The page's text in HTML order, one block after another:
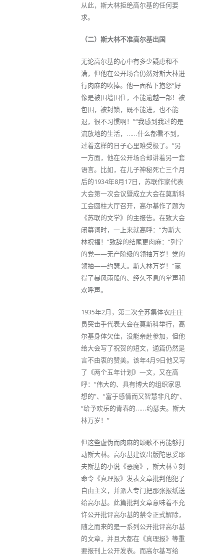
从此，斯大林拒绝高尔基的任何要
求。
（二）斯大林不准高尔基出国
无论高尔基的心中有多少疑虑和不
满，但他在公开场合仍然对斯大林进
行肉麻的吹捧。他一面私下抱怨“好
像是被围墻围住，不能逾越一部！被
包围，被封锁，既不能进，也不能
退，很不习惯啊！”“我感到我过的是
流放地的生活，……什么都看不到，
过着这样的日子心里难受极了。”另
一方面，他在公开场合却讲着另一套
语言。比如，在儿子神秘死亡三个月
后的1934年8月17日，苏联作家代表
大会第一次会议暨成立大会在莫斯科
工会圆柱大厅召开，高尔基作了题为
《苏联的文学》的主报告。在致大会
闭幕词时，一上来就高呼：“为斯大
林祝福！”致辞的结尾更肉麻：“列宁
的党——无产阶级的领袖万岁！党的
领袖——约瑟夫。斯大林万岁！”赢
得了暴风雨般的、经久不息的掌声和
欢呼声。
1935年2月，第二次全苏集体农庄庄
员突击手代表大会在莫斯科举行，高
尔基身体欠佳，没能亲赴参加，但他
给大会写了祝贺的短文，通篇仍然是
言不由衷的赞美。该年4月9日他又写
了《两个五年计划》一文，又在高
呼：“伟大的、具有博大的组织家思
想的”、“富于感情而又智慧非凡的”、
“给予欢乐的青春的……约瑟夫。斯大
林万岁！”
但这些虚伪而肉麻的颂歌不再能够打
动斯大林。高尔基建议出版陀思妥耶
夫斯基的小说《恶魔》，斯大林立刻
命令《真理报》发表文章批判他犯了
自由主义，并派人专门把那张报纸送
给高尔基。此篇批判文章意味着不允
许公开批评高尔基的禁令正式解除，
随之而来的是一系列公开批评高尔基
的文章，并且大都在《真理报》等重
要报刊上公开发表。而高尔基写给